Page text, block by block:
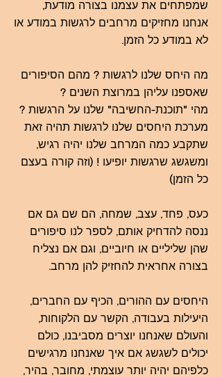
שמפתחים את עצמנו בצורה מודעת,
אנחנו מחזיקים מרחבים לרגשות במודע או
לא במודע כל הזמן.
מה היחס שלנו לרגשות ? מהם הסיפורים
שאספנו עליהן במרוצת השנים ?
מהי "תוכנת-החשיבה" שלנו על הרגשות ?
מערכת היחסים שלנו לרגשות תהיה זאת
שתקבע כמה המרחב שלנו יהיה רגיש,
ומשגשג שרגשות יופיעו ! (וזה קורה בעצם
כל הזמן)
כעס, פחד, עצב, שמחה, הם שם גם אם
ננסה להדחיק אותם, לספר לנו סיפורים
שהן שליליים או חיוביים, וגם אם נצליח
בצורה אחראית להחזיק להן מרחב.
היחסים עם ההורים, הכיף עם החברים,
היעילות בעבודה, הקשר עם הלקוחות,
והעולם שאנחנו יוצרים מסביבנו, כולם
יכולים לשגשג אם איך שאנחנו מרגישים
כלפיהם יהיה יותר עוצמתי, מחובר, בהיר,